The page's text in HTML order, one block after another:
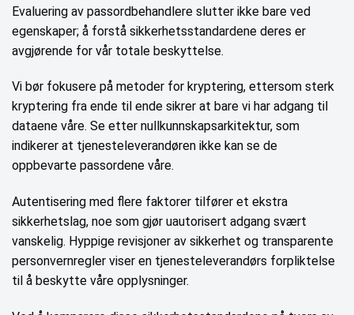
Evaluering av passordbehandlere slutter ikke bare ved
egenskaper; å forstå sikkerhetsstandardene deres er
avgjørende for vår totale beskyttelse.
Vi bør fokusere på metoder for kryptering, ettersom sterk
kryptering fra ende til ende sikrer at bare vi har adgang til
dataene våre. Se etter nullkunnskapsarkitektur, som
indikerer at tjenesteleverandøren ikke kan se de
oppbevarte passordene våre.
Autentisering med flere faktorer tilfører et ekstra
sikkerhetslag, noe som gjør uautorisert adgang svært
vanskelig. Hyppige revisjoner av sikkerhet og transparente
personvernregler viser en tjenesteleverandørs forpliktelse
til å beskytte våre opplysninger.